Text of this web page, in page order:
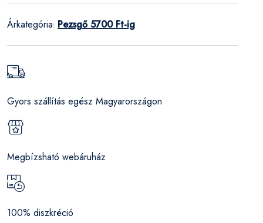
Árkategória: Pezsgő 5700 Ft-ig
Gyors szállítás egész Magyarországon
Megbízsható webáruház
100% diszkréció